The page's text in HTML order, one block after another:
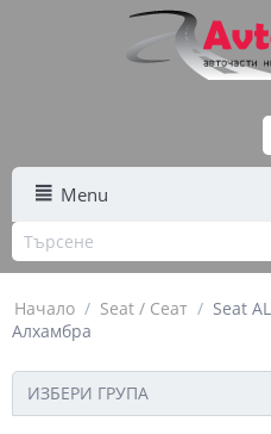
Menu
Начало / Seat / Сеат / Seat
Алхамбра
ИЗБЕРИ ГРУПА